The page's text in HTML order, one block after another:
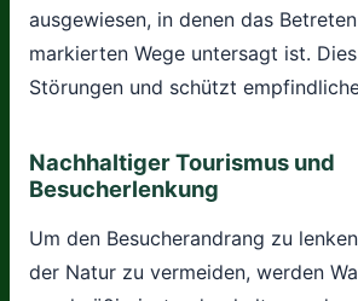
ausgewiesen, in denen das
markierten Wege untersagt ist.
Störungen und schützt
Nachhaltiger Tourismus und
Besucherlenkung
Um den Besucherandrang zu
der Natur zu vermeiden, werden